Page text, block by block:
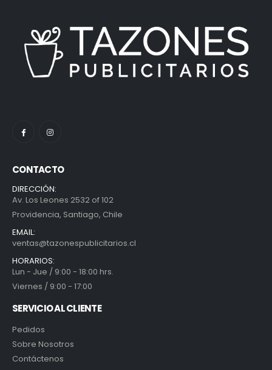
CONTACTO
DIRECCIÓN:
Av. Los Leones 2532 of 102
Providencia, Santiago, Chile
EMAIL:
ventas@tazonespublicitarios.cl
HORARIOS:
Lun - Jue / 9:00 - 18:00 hrs.
Viernes / 9:00 - 17:00
SERVICIO AL CLIENTE
Pedidos
Sobre Nosotros
Contáctenos